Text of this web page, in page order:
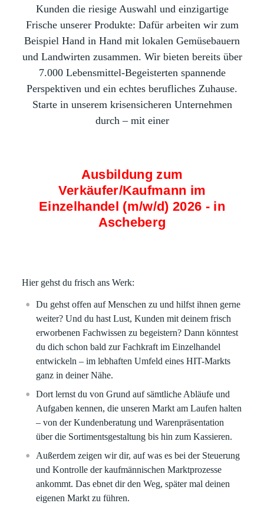
Kunden die riesige Auswahl und einzigartige
Frische unserer Produkte: Dafür arbeiten wir zum
Beispiel Hand in Hand mit lokalen Gemüsebauern
und Landwirten zusammen. Wir bieten bereits über
7.000 Lebensmittel-Begeisterten spannende
Perspektiven und ein echtes berufliches Zuhause.
Starte in unserem krisensicheren Unternehmen
durch – mit einer
Ausbildung zum
Verkäufer/Kaufmann im
Einzelhandel (m/w/d) 2026 - in
Ascheberg
Hier gehst du frisch ans Werk:
Du gehst offen auf Menschen zu und hilfst ihnen gerne
weiter? Und du hast Lust, Kunden mit deinem frisch
erworbenen Fachwissen zu begeistern? Dann könntest
du dich schon bald zur Fachkraft im Einzelhandel
entwickeln – im lebhaften Umfeld eines HIT-Markts
ganz in deiner Nähe.
Dort lernst du von Grund auf sämtliche Abläufe und
Aufgaben kennen, die unseren Markt am Laufen halten
– von der Kundenberatung und Warenpräsentation
über die Sortimentsgestaltung bis hin zum Kassieren.
Außerdem zeigen wir dir, auf was es bei der Steuerung
und Kontrolle der kaufmännischen Marktprozesse
ankommt. Das ebnet dir den Weg, später mal deinen
eigenen Markt zu führen.